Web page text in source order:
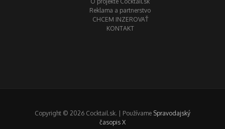
Reklama a partnerstvo
CHCEM INZEROVAŤ
KONTAKT
Copyright © 2026 Cocktail.sk. | Používame Spravodajský
časopis X